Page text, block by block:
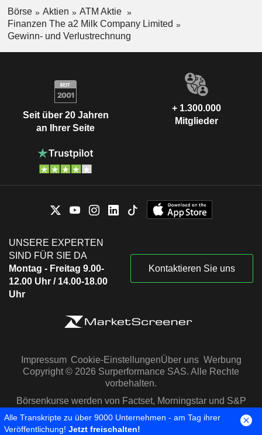
Börse Aktien
ATM Aktie
Finanzen The a2 Milk Company Limited
Gewinn- und Verlustrechnung
Seit über 20 Jahren
an Ihrer Seite
+ 1.300.000
Mitglieder
UNSERE EXPERTEN
SIND FÜR SIE DA
Montag - Freitag 9.00-
12.00 Uhr / 14.00-18.00
Uhr
Kontaktieren Sie uns
Impressum Cookie-EinstellungenÜber uns Werbung
Copyright © 2026 Surperformance SAS. Alle Rechte
vorbehalten.
Börsenkurse werden von Factset, Morningstar und S&P
Capital IQ zur Verfügung gestellt
Alle Transkripte zu über 9000 Unternehmen - am Tag ihrer
Veröffentlichung! Jetzt freischalten!